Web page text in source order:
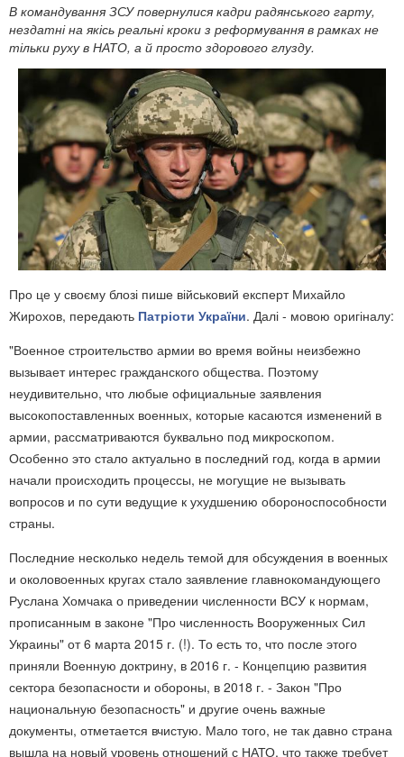
В командування ЗСУ повернулися кадри радянського гарту,
нездатні на якісь реальні кроки з реформування в рамках не
тільки руху в НАТО, а й просто здорового глузду.
Про це у своєму блозі пише військовий експерт Михайло
Жирохов, передають Патріоти України. Далі - мовою оригіналу:
"Военное строительство армии во время войны неизбежно
вызывает интерес гражданского общества. Поэтому
неудивительно, что любые официальные заявления
высокопоставленных военных, которые касаются изменений в
армии, рассматриваются буквально под микроскопом.
Особенно это стало актуально в последний год, когда в армии
начали происходить процессы, не могущие не вызывать
вопросов и по сути ведущие к ухудшению обороноспособности
страны.
Последние несколько недель темой для обсуждения в военных
и околовоенных кругах стало заявление главнокомандующего
Руслана Хомчака о приведении численности ВСУ к нормам,
прописанным в законе "Про численность Вооруженных Сил
Украины" от 6 марта 2015 г. (!). То есть то, что после этого
приняли Военную доктрину, в 2016 г. - Концепцию развития
сектора безопасности и обороны, в 2018 г. - Закон "Про
национальную безопасность" и другие очень важные
документы, отметается вчистую. Мало того, не так давно страна
вышла на новый уровень отношений с НАТО, что также требует